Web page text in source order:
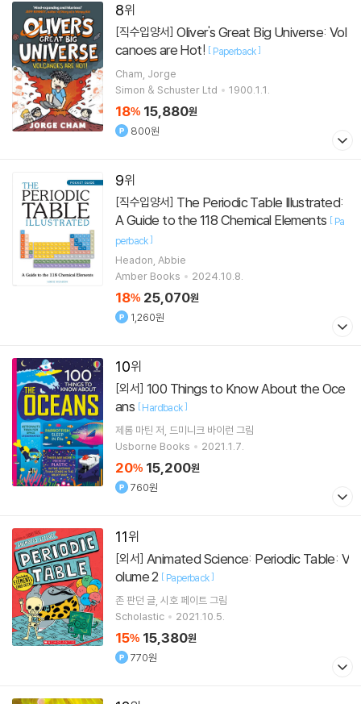
8
[직수입양서] Oliver's Great Big Universe: Vol
canoes are Hot! [ Paperback]
Cham, Jorge
Simon & Schuster Ltd
1900.1.1.
18% 15,880원
800원
9
[직수입양서]
A Guide to the 118 Chemical Elements [ Pa
perback]
Headon, Abbie
Amber Books
2024.10.8.
18% 25,070원
1,260원
10
[외서]
ans [Hardback]
제롬 마틴 저 드미니크 바이런 그림
Usborne Books
2021.1.7.
20% 15,200원
760원
11
[외서]
olume 2 [ Paperback]
존 판던 글 시호 페이트 그림
Scholastic
2021.10.5.
15% 15,380원
770원